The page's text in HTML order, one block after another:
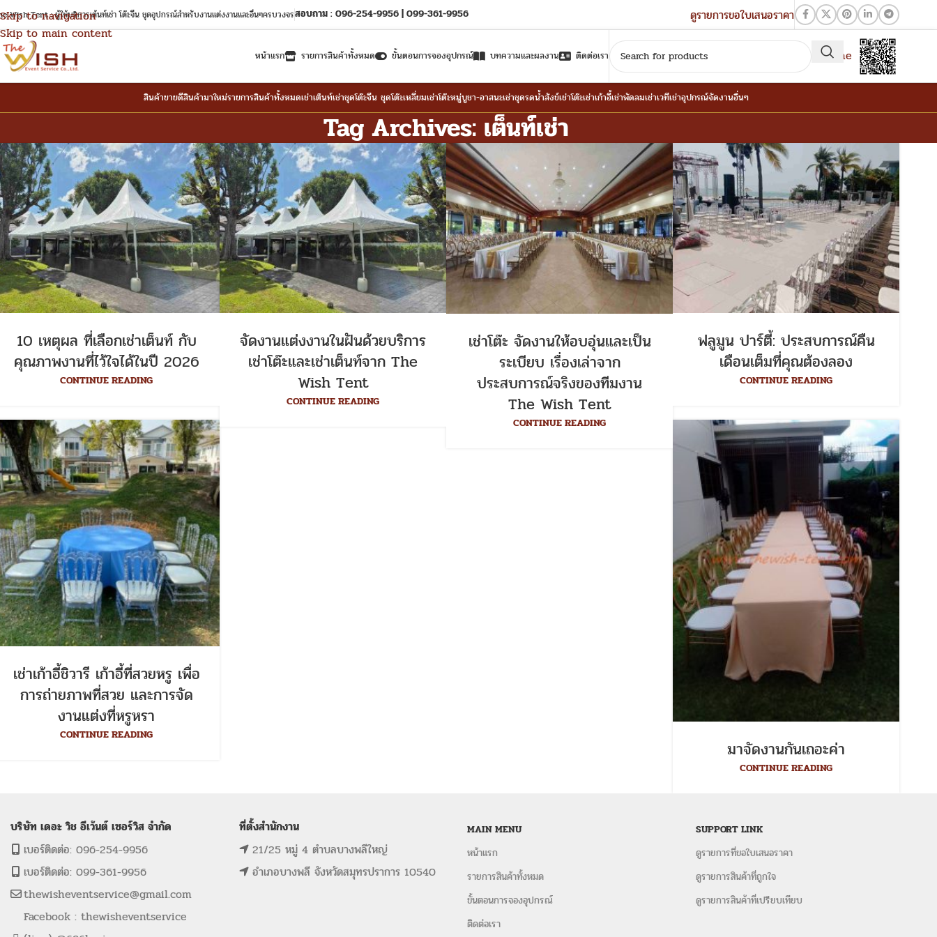
Skip to navigation
Skip to main content
Wish Tent : ผู้ให้บริการเต้นท์เช่า โต๊ะจีน ชุดอุปกรณ์สำหรับงานแต่งงานและอื่นๆครบวงจรสอบถาม : 096-254-9956 | 099-361-9956 ดูรายการขอใบเสนอราคา
หน้าแรก รายการสินค้าทั้งหมด ขั้นตอนการจองอุปกรณ์ บทความและผลงาน ติดต่อเรา QR-Line
สินค้าขายดีสินค้ามาใหม่รายการสินค้าทั้งหมดเช่าเต็นท์เช่าชุดโต๊ะจีน ชุดโต๊ะเหลี่ยมเช่าโต๊ะหมู่บูชา-อาสนะเช่าชุดรดน้ำสังข์เช่าโต๊ะเช่าเก้าอี้เช่าพัดลมเช่าเวทีเช่าอุปกรณ์จัดงานอื่นๆ
Tag Archives: เต็นท์เช่า
10 เหตุผล ที่เลือกเช่าเต็นท์ กับ
คุณภาพงานที่ไว้ใจได้ในปี 2026
CONTINUE READING
จัดงานแต่งงานในฝันด้วยบริการ
เช่าโต๊ะและเช่าเต็นท์จาก The
Wish Tent
CONTINUE READING
เช่าโต๊ะ จัดงานให้อบอุ่นและเป็น
ระเบียบ เรื่องเล่าจาก
ประสบการณ์จริงของทีมงาน
The Wish Tent
CONTINUE READING
ฟลูมูน ปาร์ตี้: ประสบการณ์คืน
เดือนเต็มที่คุณต้องลอง
CONTINUE READING
เช่าเก้าอี้ชิวารี เก้าอี้ที่สวยหรู เพื่อ
การถ่ายภาพที่สวย และการจัด
งานแต่งที่หรูหรา
CONTINUE READING
มาจัดงานกันเถอะค่า
CONTINUE READING
บริษัท เดอะ วิช อีเว้นต์ เซอร์วิส จำกัด
เบอร์ติดต่อ: 096-254-9956
เบอร์ติดต่อ: 099-361-9956
thewisheventservice@gmail.com
Facebook : thewisheventservice
ที่ตั้งสำนักงาน
21/25 หมู่ 4 ตำบลบางพลีใหญ่
อำเภอบางพลี จังหวัดสมุทรปราการ 10540
MAIN MENU
หน้าแรก
รายการสินค้าทั้งหมด
ขั้นตอนการจองอุปกรณ์
ติดต่อเรา
SUPPORT LINK
ดูรายการที่ขอใบเสนอราคา
ดูรายการสินค้าที่ถูกใจ
ดูรายการสินค้าที่เปรียบเทียบ